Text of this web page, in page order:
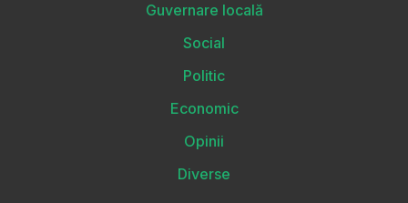
Guvernare locală
Social
Politic
Economic
Opinii
Diverse